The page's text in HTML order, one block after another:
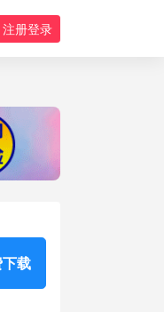
注册登录
载